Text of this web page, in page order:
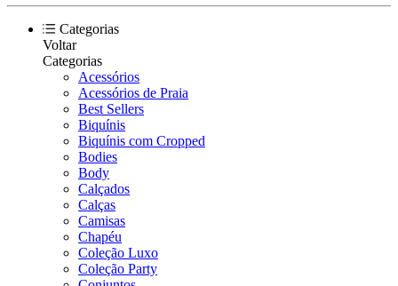
Categorias
Voltar
Categorias
Acessórios
Acessórios de Praia
Best Sellers
Biquínis
Biquínis com Cropped
Bodies
Body
Calçados
Calças
Camisas
Chapéu
Coleção Luxo
Coleção Party